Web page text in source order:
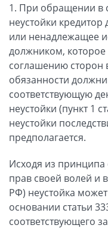
1. При обращении в
неустойки
или ненадлежащее
должником, которое
соглашению сторон
обязанности
соответствующую
неустойки (пункт 1
неустойки
предполагается.
Исходя из принципа
прав своей волей и
РФ) неустойка
основании статьи
соответствующего